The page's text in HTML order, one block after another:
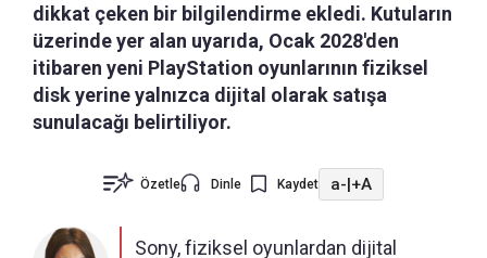
dikkat çeken bir bilgilendirme ekledi. Kutuların
üzerinde yer alan uyarıda, Ocak 2028'den
itibaren yeni PlayStation oyunlarının fiziksel
disk yerine yalnızca dijital olarak satışa
sunulacağı belirtiliyor.
Özetle Dinle Kaydet a-|+A
Sony, fiziksel oyunlardan dijital